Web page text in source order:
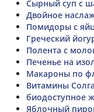
Сырный суп с
Двойное
Помидоры с
Греческий
Полента с
Печенье на
Макароны по
Витамины
биодоступное
Яблочный